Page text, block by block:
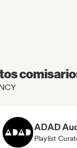
ADAD
Playlist